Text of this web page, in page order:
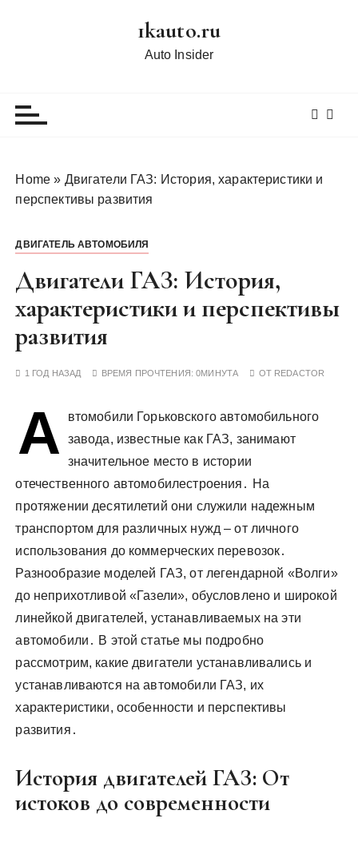
1kauto.ru
Auto Insider
Home » Двигатели ГАЗ: История, характеристики и
перспективы развития
ДВИГАТЕЛЬ АВТОМОБИЛЯ
Двигатели ГАЗ: История,
характеристики и перспективы
развития
1 ГОД НАЗАД ВРЕМЯ ПРОЧТЕНИЯ:0МИНУТА ОТ REDACTOR
А
втомобили Горьковского автомобильного
завода, известные как ГАЗ, занимают
значительное место в истории
отечественного автомобилестроения․ На
протяжении десятилетий они служили надежным
транспортом для различных нужд – от личного
использования до коммерческих перевозок․
Разнообразие моделей ГАЗ, от легендарной «Волги»
до неприхотливой «Газели», обусловлено и широкой
линейкой двигателей, устанавливаемых на эти
автомобили․ В этой статье мы подробно
рассмотрим, какие двигатели устанавливались и
устанавливаются на автомобили ГАЗ, их
характеристики, особенности и перспективы
развития․
История двигателей ГАЗ: От
истоков до современности